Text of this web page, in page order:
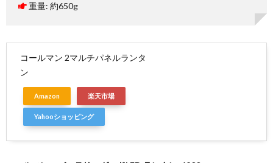
重量: 約650g
コールマン 2マルチパネルランタ
ン
Amazon 楽天市場
Yahooショッピング